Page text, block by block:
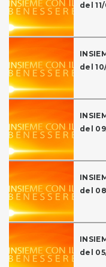
del
del
del
del
del